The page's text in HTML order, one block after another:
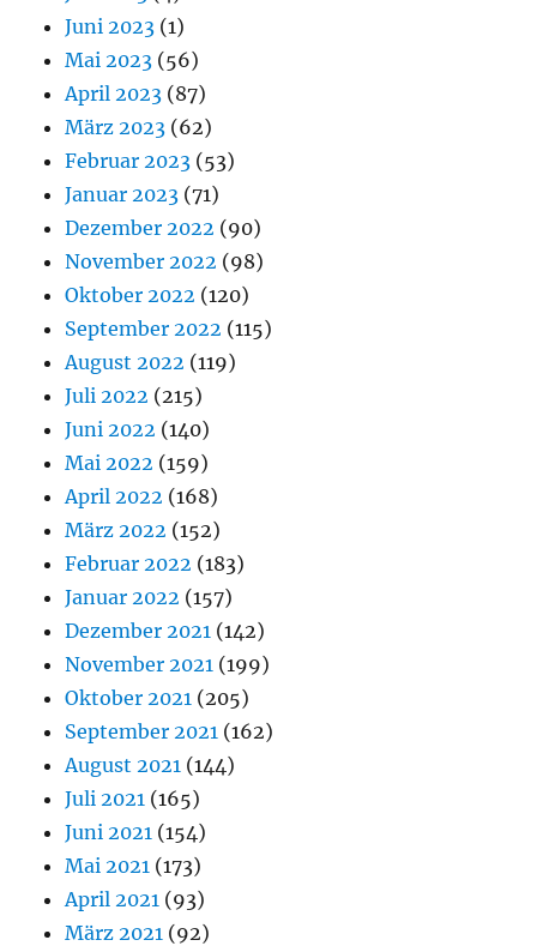
Juni 2023 (1)
Mai 2023 (56)
April 2023 (87)
März 2023 (62)
Februar 2023 (53)
Januar 2023 (71)
Dezember 2022 (90)
November 2022 (98)
Oktober 2022 (120)
September 2022 (115)
August 2022 (119)
Juli 2022 (215)
Juni 2022 (140)
Mai 2022 (159)
April 2022 (168)
März 2022 (152)
Februar 2022 (183)
Januar 2022 (157)
Dezember 2021 (142)
November 2021 (199)
Oktober 2021 (205)
September 2021 (162)
August 2021 (144)
Juli 2021 (165)
Juni 2021 (154)
Mai 2021 (173)
April 2021 (93)
März 2021 (92)